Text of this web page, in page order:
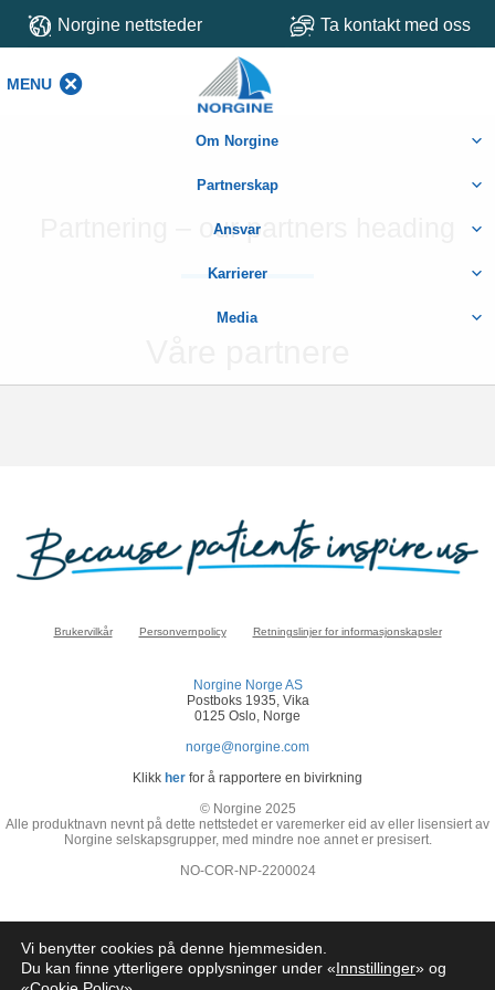
Norgine nettsteder Ta kontakt med oss
MENU
Om Norgine
Partnerskap
Ansvar
Karrierer
Media
Partnering – our partners heading
Brukervilkår Personvernpolicy Retningslinjer for informasjonskapsler
Norgine Norge AS
Postboks 1935, Vika
0125 Oslo, Norge
norge@norgine.com
Klikk her for å rapportere en bivirkning
© Norgine 2025
Alle produktnavn nevnt på dette nettstedet er varemerker eid av eller lisensiert av
Norgine selskapsgrupper, med mindre noe annet er presisert.
NO-COR-NP-2200024
Vi benytter cookies på denne hjemmesiden.
Du kan finne ytterligere opplysninger under «Innstillinger» og